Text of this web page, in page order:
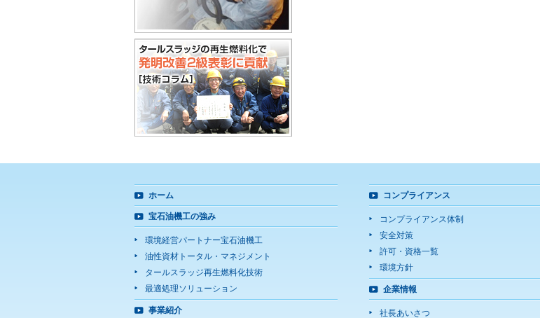
ホーム
宝石油機工の強み
環境経営パートナー宝石油機工
油性資材トータル・マネジメント
タールスラッジ再生燃料化技術
最適処理ソリューション
事業紹介
コンプライアンス
コンプライアンス体制
安全対策
許可・資格一覧
環境方針
企業情報
社長あいさつ